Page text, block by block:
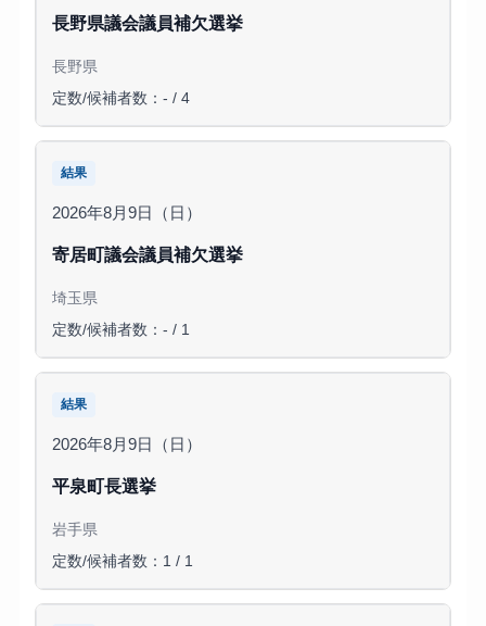
長野県議会議員補欠選挙
長野県
定数/候補者数：- / 4
結果
2026年8月9日（日）
寄居町議会議員補欠選挙
埼玉県
定数/候補者数：- / 1
結果
2026年8月9日（日）
平泉町長選挙
岩手県
定数/候補者数：1 / 1